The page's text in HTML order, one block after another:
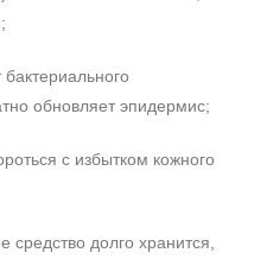
обновляет эпидермис;
с избытком кожного
долго хранится,